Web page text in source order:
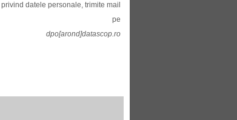
privind datele personale, trimite mail
pe
dpo[arond]datascop.ro